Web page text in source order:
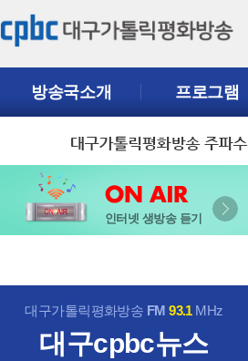
방송국소개 프로그램
인터넷 생방송 듣기
대구가톨릭평화방송 FM93.1MHz
대구cpbc뉴스